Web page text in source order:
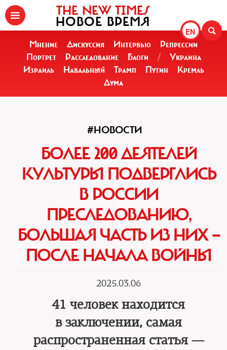
EN
THE NEW TIMES
НОВОЕ ВРЕМЯ
Мнение Дискуссия Интервью
Репрессии
Портрет
Расследование Блоги /
Украина
Израиль
Навальный Трамп Путин
Кремль
Дума
#НОВОСТИ
БОЛЕЕ 200 ДЕЯТЕЛЕЙ
КУЛЬТУРЫ ПОДВЕРГЛИСЬ
В РОССИИ
ПРЕСЛЕДОВАНИЮ,
БОЛЬШАЯ ЧАСТЬ ИЗ НИХ —
ПОСЛЕ НАЧАЛА ВОЙНЫ
2025.03.06
41 человек находится
в заключении, самая
распространенная статья —